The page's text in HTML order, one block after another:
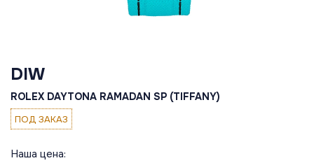
DIW
ROLEX DAYTONA RAMADAN SP (TIFFANY)
ПОД ЗАКАЗ
Наша цена: